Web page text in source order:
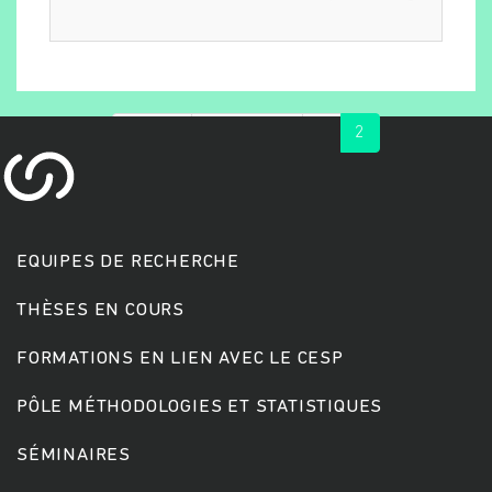
2
EQUIPES DE RECHERCHE
THÈSES EN COURS
FORMATIONS EN LIEN AVEC LE CESP
PÔLE MÉTHODOLOGIES ET STATISTIQUES
SÉMINAIRES